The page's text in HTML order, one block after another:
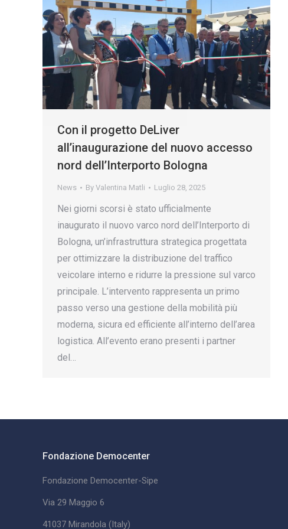
Con il progetto DeLiver
all’inaugurazione del nuovo accesso
nord dell’Interporto Bologna
News By Valentina Matli Luglio 28, 2025
Nei giorni scorsi è stato ufficialmente
inaugurato il nuovo varco nord dell’Interporto di
Bologna, un’infrastruttura strategica progettata
per ottimizzare la distribuzione del traffico
veicolare interno e ridurre la pressione sul varco
principale. L’intervento rappresenta un primo
passo verso una gestione della mobilità più
moderna, sicura ed efficiente all’interno dell’area
logistica. All’evento erano presenti i partner
del…
Fondazione Democenter
Fondazione Democenter-Sipe
Via 29 Maggio 6
41037 Mirandola (Italy)